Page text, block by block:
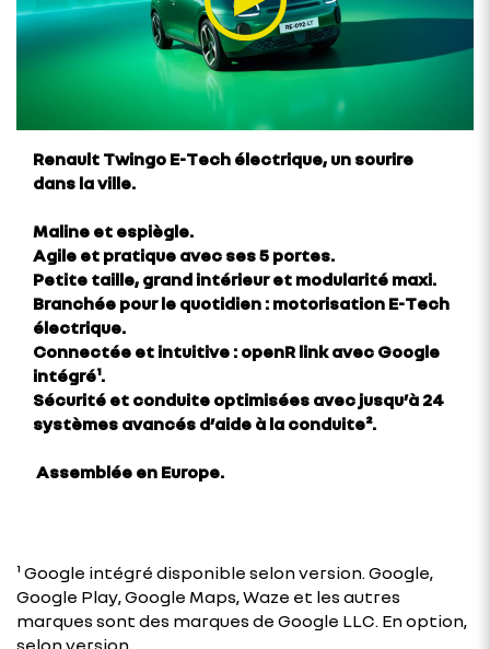
Renault Twingo E-Tech électrique, un sourire
dans la ville.
Maline et espiègle.
Agile et pratique avec ses 5 portes.
Petite taille, grand intérieur et modularité maxi.
Branchée pour le quotidien : motorisation E-Tech
électrique.
Connectée et intuitive : openR link avec Google
intégré¹.
Sécurité et conduite optimisées avec jusqu’à 24
systèmes avancés d’aide à la conduite².
Assemblée en Europe.
¹ Google intégré disponible selon version. Google,
Google Play, Google Maps, Waze et les autres
marques sont des marques de Google LLC. En option,
selon version​​